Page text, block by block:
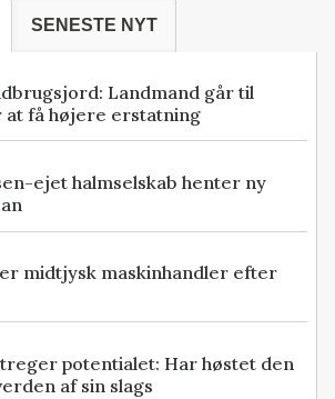
SENESTE NYT
Landmand går til
få højere erstatning
ejet halmselskab henter ny
midtjysk maskinhandler efter
potentialet: Har høstet den
af sin slags